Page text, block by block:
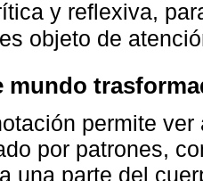
y reflexiva,
objeto de
mundo
permite
por patrones,
una parte del